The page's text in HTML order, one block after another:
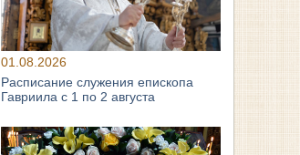
01.08.2026
Расписание служения епископа
Гавриила с 1 по 2 августа